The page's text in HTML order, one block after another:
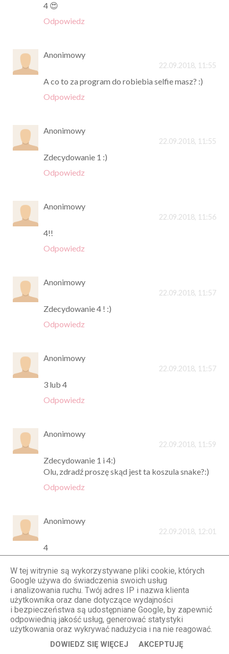
4 😍
Odpowiedz
Anonimowy
22.09.2018, 11:55
A co to za program do robiebia selfie masz? :)
Odpowiedz
Anonimowy
22.09.2018, 11:55
Zdecydowanie 1 :)
Odpowiedz
Anonimowy
22.09.2018, 11:56
4!!
Odpowiedz
Anonimowy
22.09.2018, 11:57
Zdecydowanie 4 ! :)
Odpowiedz
Anonimowy
22.09.2018, 11:57
3 lub 4
Odpowiedz
Anonimowy
22.09.2018, 11:59
Zdecydowanie 1 i 4:)
Olu, zdradź proszę skąd jest ta koszula snake?:)
Odpowiedz
Anonimowy
22.09.2018, 12:01
4
Anonimowy
22.09.2018, 12:03
4 Olu ;-)
W tej witrynie są wykorzystywane pliki cookie, których
Google używa do świadczenia swoich usług
i analizowania ruchu. Twój adres IP i nazwa klienta
użytkownika oraz dane dotyczące wydajności
i bezpieczeństwa są udostępniane Google, by zapewnić
odpowiednią jakość usług, generować statystyki
użytkowania oraz wykrywać nadużycia i na nie reagować.
DOWIEDZ SIĘ WIĘCEJ AKCEPTUJĘ